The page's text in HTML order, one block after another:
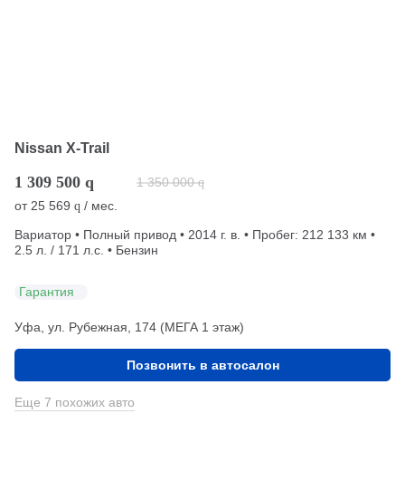
Nissan X-Trail
1 309 500 q 1 350 000 q
от25 569 q / мес.
Вариатор • Полный привод • 2014 г. в. • Пробег: 212 133 км •
2.5 л. / 171 л.с. • Бензин
Гарантия
Уфа, ул. Рубежная, 174 (МЕГА 1 этаж)
Позвонить в автосалон
Еще 7 похожих авто